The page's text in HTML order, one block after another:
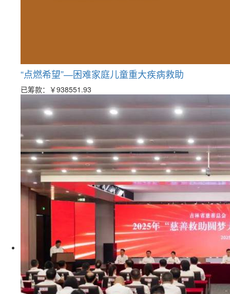
“点燃希望”—困难家庭儿童重大疾病救助
已筹款： ￥938551.93